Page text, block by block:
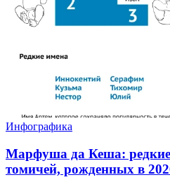
Инфографика
Марфуша да Кеша:
томичей, рожденных в